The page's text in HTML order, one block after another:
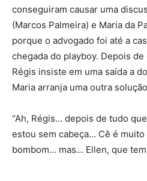
conseguiram causar uma
(Marcos Palmeira) e Maria da
porque o advogado foi até a
chegada do playboy. Depois
Régis insiste em uma saída a
Maria arranja uma outra
“Ah, Régis… depois de tudo
estou sem cabeça… Cê é
bombom… mas… Ellen, que tem